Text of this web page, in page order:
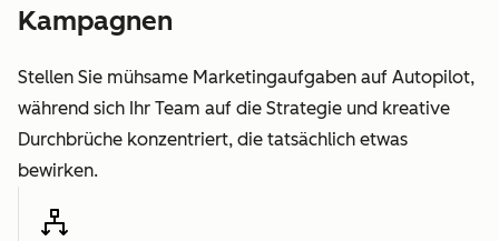
Kampagnen
Stellen Sie mühsame Marketingaufgaben auf Autopilot,
während sich Ihr Team auf die Strategie und kreative
Durchbrüche konzentriert, die tatsächlich etwas
bewirken.